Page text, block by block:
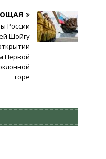
России
Шойгу
Первой
горе